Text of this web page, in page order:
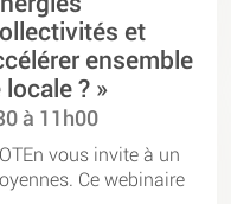
et
ensemble
? »
à 11h00
vous invite à un
Ce webinaire